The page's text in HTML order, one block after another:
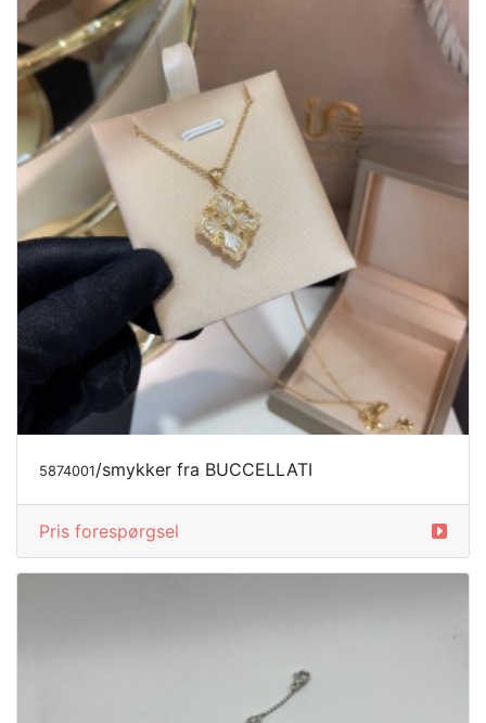
5874001/smykker fra BUCCELLATI
Pris forespørgsel